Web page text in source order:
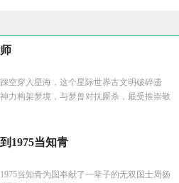
空穿入星海，这个星际世界古文明破碎遗
力构架梦境，与梦兽对抗厮杀，最受推崇敬
1975当知青
当知青为国奉献了一辈子的无双国士周扬